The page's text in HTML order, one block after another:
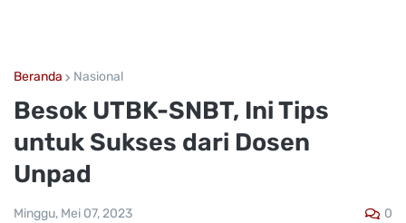
Beranda Nasional
Besok UTBK-SNBT, Ini Tips
untuk Sukses dari Dosen
Unpad
Minggu, Mei 07, 2023 0